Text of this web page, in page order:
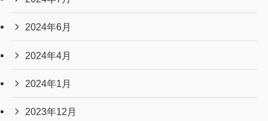
2024年6月
2024年4月
2024年1月
2023年12月